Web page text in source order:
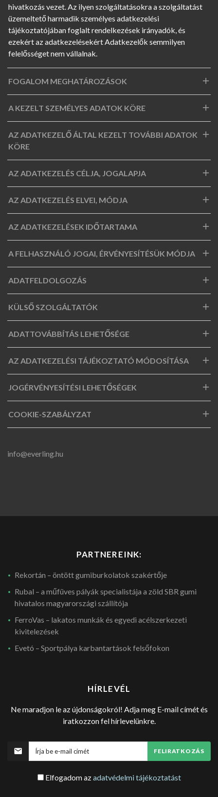
hivatkozás vezet. Az ilyen szolgáltatásokra a szolgáltatást
üzemeltető harmadik személyes adatkezelési
tájékoztatójában foglalt rendelkezések irányadók, és
ezekért az adatkezelésekért Adatkezelők semmilyen
felelősséget nem vállalnak.
FOGALOM MEGHATÁROZÁSOK
A KEZELT SZEMÉLYES ADATOK KÖRE
AZ ADATKEZELŐ ÁLTAL KEZELT TOVÁBBI ADATOK
KÖRE
AZ ADATKEZELÉS CÉLJA, JOGALAPJA
AZ ADATKEZELÉS ELVEI, MÓDJA
AZ ADATKEZELÉSEK IDŐTARTAMA
A FELHASZNÁLÓ JOGAI, ÉRVÉNYESÍTÉSÜK MÓDJA
ADATFELDOLGOZÁS
KÜLSŐ SZOLGÁLTATÓK
ADATTOVÁBBÍTÁS LEHETŐSÉGE
AZ ADATKEZELÉSI TÁJÉKOZTATÓ MÓDOSÍTÁSA
JOGÉRVÉNYESÍTÉSI LEHETŐSÉGEK
COOKIE-SZABÁLYZAT
info@everling.hu
PARTNEREINK:
Rekortán – öntött gumiburkolatok szakértője
Rubal – a műfüves pályák specialistája a zöld SBR gumi
hivatalos magyarországi szállítója
FerroVas – lakatos munkák és egyedi acélszerkezeti
kivitelezések
Evetó – Sportpálya karbantartások felsőfokon
HÍRLEVÉL
Ne maradjon le az újdonságokról! Adja meg E-mail címét és
iratkozzon fel hírlevelünkre.
FELIRATKOZÁS
Elfogadom azadatvédelmi tájékoztatást